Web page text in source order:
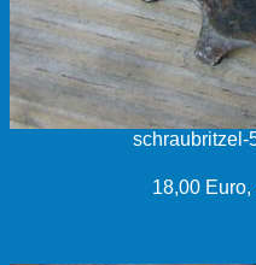
schraubritzel-
18,00